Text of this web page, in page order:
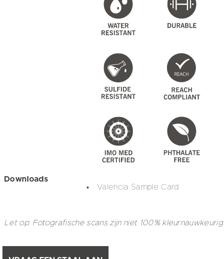
Downloads
Valencia Sample Card
Let op: Fotografische scans zijn niet 100% kleurnauwkeurig.